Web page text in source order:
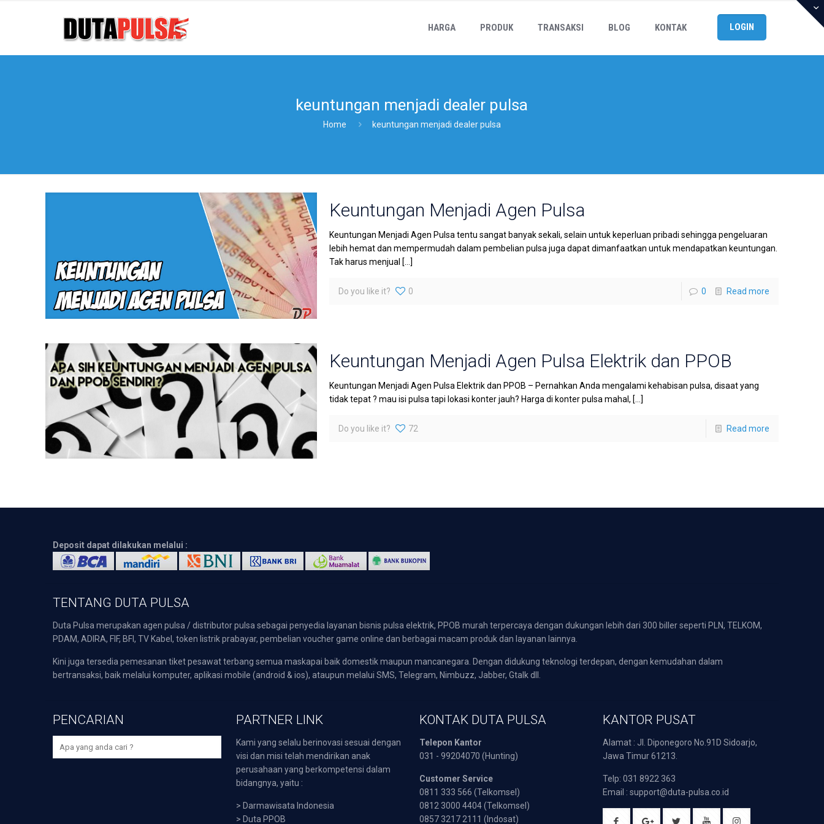
HARGA PRODUK TRANSAKSI BLOG KONTAK LOGIN
keuntungan menjadi dealer pulsa
Home keuntungan menjadi dealer pulsa
Keuntungan Menjadi Agen Pulsa
Keuntungan Menjadi Agen Pulsa tentu sangat banyak sekali, selain untuk keperluan pribadi sehingga pengeluaran
lebih hemat dan mempermudah dalam pembelian pulsa juga dapat dimanfaatkan untuk mendapatkan keuntungan.
Tak harus menjual […]
Do you like it? 0 0 Read more
Keuntungan Menjadi Agen Pulsa Elektrik dan PPOB
Keuntungan Menjadi Agen Pulsa Elektrik dan PPOB – Pernahkan Anda mengalami kehabisan pulsa, disaat yang
tidak tepat ? mau isi pulsa tapi lokasi konter jauh? Harga di konter pulsa mahal, […]
Do you like it? 72 Read more
Deposit dapat dilakukan melalui :
TENTANG DUTA PULSA
Duta Pulsa merupakan agen pulsa / distributor pulsa sebagai penyedia layanan bisnis pulsa elektrik, PPOB murah terpercaya dengan dukungan lebih dari 300 biller seperti PLN, TELKOM,
PDAM, ADIRA, FIF, BFI, TV Kabel, token listrik prabayar, pembelian voucher game online dan berbagai macam produk dan layanan lainnya.
Kini juga tersedia pemesanan tiket pesawat terbang semua maskapai baik domestik maupun mancanegara. Dengan didukung teknologi terdepan, dengan kemudahan dalam
bertransaksi, baik melalui komputer, aplikasi mobile (android & ios), ataupun melalui SMS, Telegram, Nimbuzz, Jabber, Gtalk dll.
PENCARIAN PARTNER LINK
Kami yang selalu berinovasi sesuai dengan
visi dan misi telah mendirikan anak
perusahaan yang berkompetensi dalam
bidangnya, yaitu :
> Darmawisata Indonesia
> Duta PPOB
KONTAK DUTA PULSA
Telepon Kantor
031 - 99204070 (Hunting)
Customer Service
0811 333 566 (Telkomsel)
0812 3000 4404 (Telkomsel)
0857 3217 2111 (Indosat)
KANTOR PUSAT
Alamat : Jl. Diponegoro No.91D Sidoarjo,
Jawa Timur 61213.
Telp: 031 8922 363
Email : support@duta-pulsa.co.id